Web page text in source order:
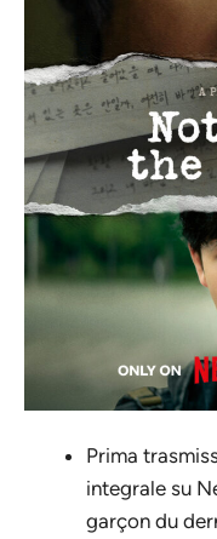
Prima
integrale su
garçon du